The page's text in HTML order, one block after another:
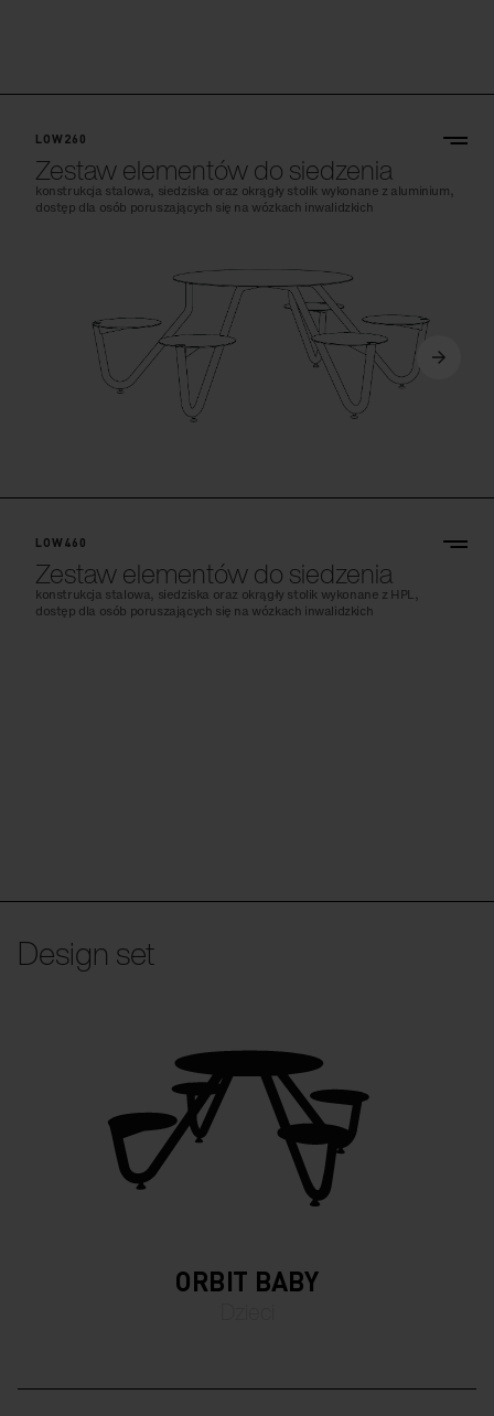
LOW260
Zestaw elementów do siedzenia
konstrukcja stalowa, siedziska oraz okrągły stolik wykonane z aluminium,
dostęp dla osób poruszających się na wózkach inwalidzkich
LOW460
Zestaw elementów do siedzenia
konstrukcja stalowa, siedziska oraz okrągły stolik wykonane z HPL,
dostęp dla osób poruszających się na wózkach inwalidzkich
Design set
ORBIT BABY